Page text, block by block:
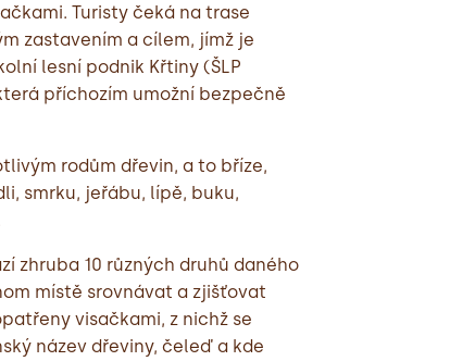
Turisty čeká na trase
zastavením a cílem, jímž je
lesní podnik Křtiny (ŠLP
příchozím umožní bezpečně
rodům dřevin, a to bříze,
smrku, jeřábu, lípě, buku,
zhruba 10 různých druhů daného
místě srovnávat a zjišťovat
visačkami, z nichž se
název dřeviny, čeleď a kde